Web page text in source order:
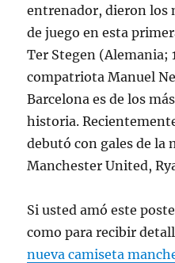
entrenador, dieron los
de juego en esta
Ter Stegen (Alemania;
compatriota Manuel
Barcelona es de los
historia.
debutó con gales de la
Manchester United,
Si usted amó este
como para recibir
nueva camiseta